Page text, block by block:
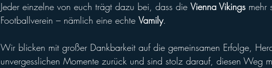
Jeder einzelne von euch trägt dazu bei, dass die Vienna Vikings mehr
Footballverein – nämlich eine echte Vamily.
Wir blicken mit großer Dankbarkeit auf die gemeinsamen Erfolge,
unvergesslichen Momente zurück und sind stolz darauf, diesen Weg